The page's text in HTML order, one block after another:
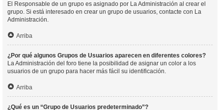
El Responsable de un grupo es asignado por La Administración al crear el
grupo. Si está interesado en crear un grupo de usuarios, contacte con La
Administración.
Arriba
¿Por qué algunos Grupos de Usuarios aparecen en diferentes colores?
La Administración del foro tiene la posibilidad de asignar un color a los
usuarios de un grupo para hacer más fácil su identificación.
Arriba
¿Qué es un “Grupo de Usuarios predeterminado”?